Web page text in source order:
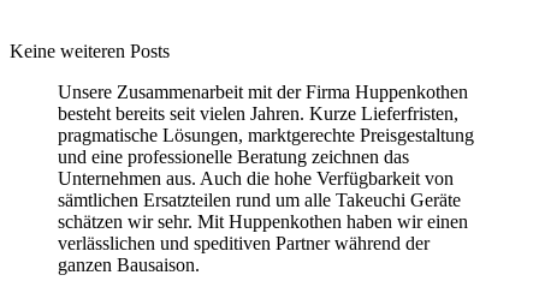
Keine weiteren Posts
Unsere Zusammenarbeit mit der Firma Huppenkothen
besteht bereits seit vielen Jahren. Kurze Lieferfristen,
pragmatische Lösungen, marktgerechte Preisgestaltung
und eine professionelle Beratung zeichnen das
Unternehmen aus. Auch die hohe Verfügbarkeit von
sämtlichen Ersatzteilen rund um alle Takeuchi Geräte
schätzen wir sehr. Mit Huppenkothen haben wir einen
verlässlichen und speditiven Partner während der
ganzen Bausaison.